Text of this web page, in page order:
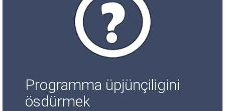
Programma üpjünçiligini
ösdürmek